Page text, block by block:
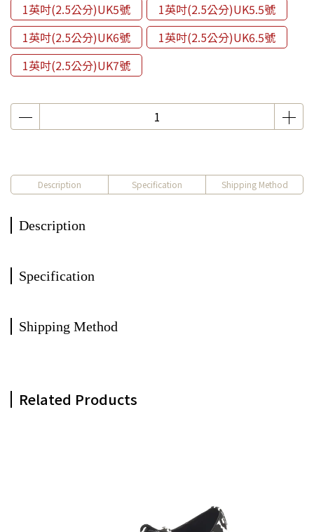
1英吋(2.5公分)UK5號
1英吋(2.5公分)UK5.5號
1英吋(2.5公分)UK6號
1英吋(2.5公分)UK6.5號
1英吋(2.5公分)UK7號
Description Specification Shipping Method
Description
Specification
Shipping Method
Related Products